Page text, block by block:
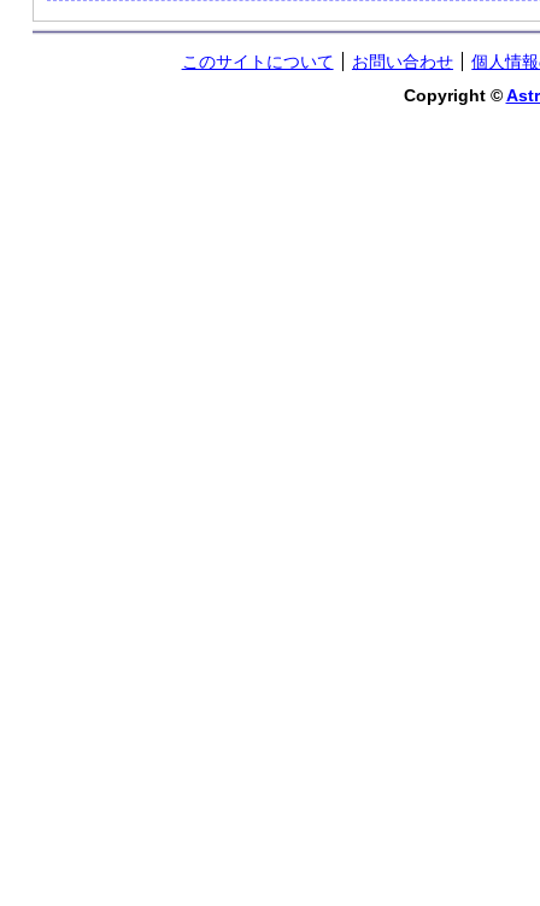
このサイトについて お問い合わせ
個人情
Copyright ©